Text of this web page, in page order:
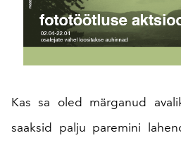
Kas sa oled märganud
saaksid palju paremini